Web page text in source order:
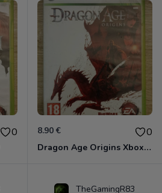
0 8.90 € 0
Dragon Age Origins Xbox 360
TheGamingR83